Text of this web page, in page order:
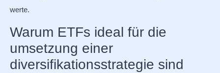
werte.
Warum ETFs ideal für die
umsetzung einer
diversifikationsstrategie sind